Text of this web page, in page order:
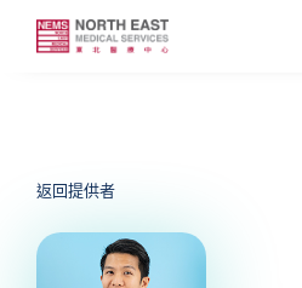
返回提供者